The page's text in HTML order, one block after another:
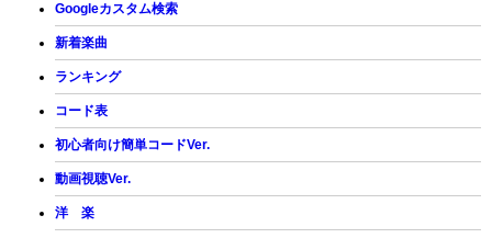
Googleカスタム検索
新着楽曲
ランキング
コード表
初心者向け簡単コードVer.
動画視聴Ver.
洋 楽